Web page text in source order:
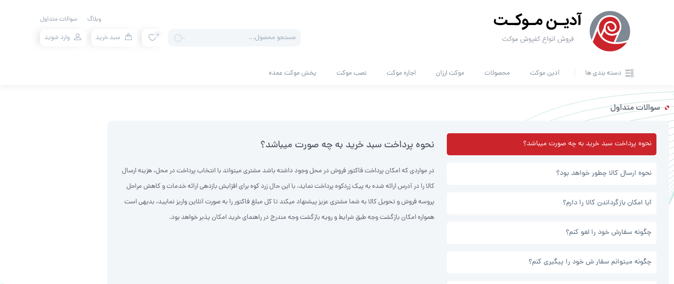
وبلاگ سوالات متداول
0 سبد خرید وارد شوید
دسته بندی ها آدین موکت محصولات موکت ارزان اجاره موکت نصب موکت پخش موکت عمده
سوالات متداول
نحوه پرداخت سبد خرید به چه صورت میباشد؟
نحوه ارسال کالا چطور خواهد بود؟
آیا امکان بازگرداندن کالا را دارم؟
چگونه سفارش خود را لغو کنم؟
چگونه میتوانم سفار ش خود را پیگیری کنم؟
نحوه پرداخت سبد خرید به چه صورت میباشد؟
در مواردی که امکان پرداخت فاکتور فروش در محل وجود داشته باشد مشتری میتواند با انتخاب پرداخت در محل، هزینه ارسال
کالا را در آدرس ارائه شده به پیک زردکوه پرداخت نماید، با این حال زرد کوه برای افزایش بازدهی ارائه خدمات و کاهش مراحل
پروسه فروش و تحویل کالا به شما مشتری عزیز پیشنهاد میکند تا کل مبلغ فاکتور را به صورت آنلاین واریز نمایید، بدیهی است
همواره امکان بازگشت وجه طبق شرایط و رویه بازگشت وجه مندرج در راهنمای خرید امکان پذیر خواهد بود.